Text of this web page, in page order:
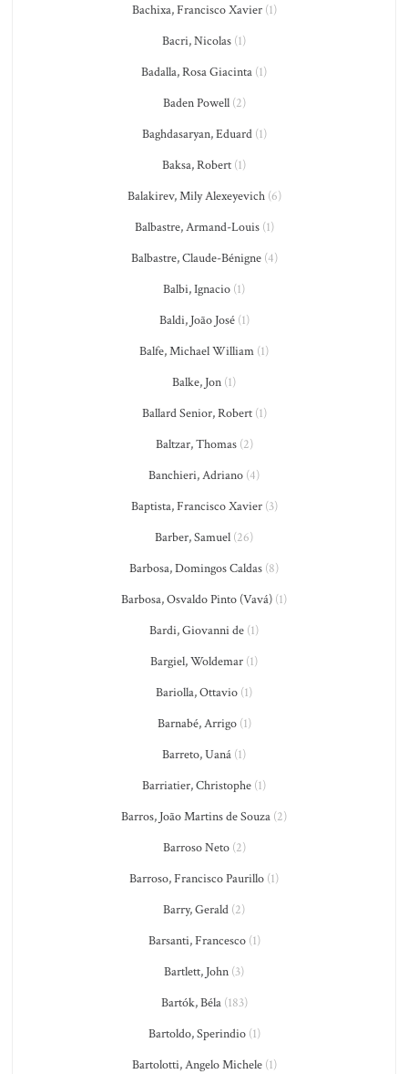
Bachixa, Francisco Xavier(1)
Bacri, Nicolas (1)
Badalla, Rosa Giacinta (1)
Baden Powell(2)
Baghdasaryan, Eduard(1)
Baksa, Robert (1)
Balakirev, Mily Alexeyevich(6)
Balbastre, Armand-Louis(1)
Balbastre, Claude-Bénigne(4)
Balbi, Ignacio (1)
Baldi, João José(1)
Balfe, Michael William (1)
Balke, Jon (1)
Ballard Senior, Robert(1)
Baltzar, Thomas(2)
Banchieri, Adriano (4)
Baptista, Francisco Xavier(3)
Barber, Samuel (26)
Barbosa, Domingos Caldas (8)
Barbosa, Osvaldo Pinto (Vavá) (1)
Bardi, Giovanni de (1)
Bargiel, Woldemar (1)
Bariolla, Ottavio (1)
Barnabé, Arrigo(1)
Barreto, Uaná (1)
Barriatier, Christophe (1)
Barros, João Martins de Souza (2)
Barroso Neto(2)
Barroso, Francisco Paurillo (1)
Barry, Gerald (2)
Barsanti, Francesco(1)
Bartlett, John (3)
Bartók, Béla(183)
Bartoldo, Sperindio(1)
Bartolotti, Angelo Michele(1)